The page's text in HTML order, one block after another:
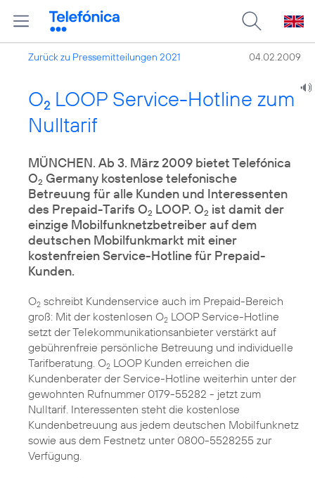
Zurück zu Pressemitteilungen 2021 04.02.2009
O2 LOOP Service-Hotline zum
Nulltarif
MÜNCHEN. Ab 3. März 2009 bietet Telefónica
O2 Germany kostenlose telefonische
Betreuung für alle Kunden und Interessenten
des Prepaid-Tarifs O2 LOOP. O2 ist damit der
einzige Mobilfunknetzbetreiber auf dem
deutschen Mobilfunkmarkt mit einer
kostenfreien Service-Hotline für Prepaid-
Kunden.
O2 schreibt Kundenservice auch im Prepaid-Bereich
groß: Mit der kostenlosen O2 LOOP Service-Hotline
setzt der Telekommunikationsanbieter verstärkt auf
gebührenfreie persönliche Betreuung und individuelle
Tarifberatung. O2 LOOP Kunden erreichen die
Kundenberater der Service-Hotline weiterhin unter der
gewohnten Rufnummer 0179-55282 - jetzt zum
Nulltarif. Interessenten steht die kostenlose
Kundenbetreuung aus jedem deutschen Mobilfunknetz
sowie aus dem Festnetz unter 0800-5528255 zur
Verfügung.